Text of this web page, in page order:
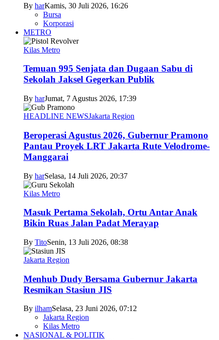
By harKamis, 30 Juli 2026, 16:26
Bursa
Korporasi
METRO
Kilas Metro
Temuan 995 Senjata dan Dugaan Sabu di
Sekolah Jaksel Gegerkan Publik
By harJumat, 7 Agustus 2026, 17:39
HEADLINE NEWSJakarta Region
Beroperasi Agustus 2026, Gubernur Pramono
Pantau Proyek LRT Jakarta Rute Velodrome-
Manggarai
By harSelasa, 14 Juli 2026, 20:37
Kilas Metro
Masuk Pertama Sekolah, Ortu Antar Anak
Bikin Ruas Jalan Padat Merayap
By TitoSenin, 13 Juli 2026, 08:38
Jakarta Region
Menhub Dudy Bersama Gubernur Jakarta
Resmikan Stasiun JIS
By ilhamSelasa, 23 Juni 2026, 07:12
Jakarta Region
Kilas Metro
NASIONAL & POLITIK